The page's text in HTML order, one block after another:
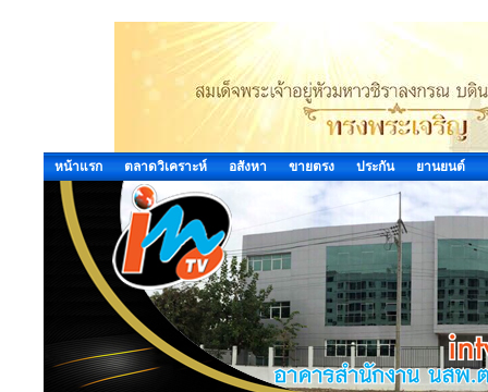
หน้าแรก ตลาดวิเคราะห์ อสังหา ขายตรง ประกัน ยานยนต์